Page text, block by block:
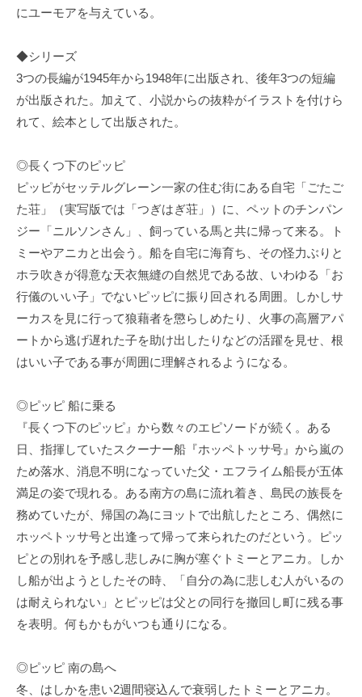
にユーモアを与えている。
◆シリーズ
3つの長編が1945年から1948年に出版され、後年3つの短編
が出版された。加えて、小説からの抜粋がイラストを付けら
れて、絵本として出版された。
◎長くつ下のピッピ
ピッピがセッテルグレーン一家の住む街にある自宅「ごたご
た荘」（実写版では「つぎはぎ荘」）に、ペットのチンパン
ジー「ニルソンさん」、飼っている馬と共に帰って来る。ト
ミーやアニカと出会う。船を自宅に海育ち、その怪力ぶりと
ホラ吹きが得意な天衣無縫の自然児である故、いわゆる「お
行儀のいい子」でないピッピに振り回される周囲。しかしサ
ーカスを見に行って狼藉者を懲らしめたり、火事の高層アパ
ートから逃げ遅れた子を助け出したりなどの活躍を見せ、根
はいい子である事が周囲に理解されるようになる。
◎ピッピ 船に乗る
『長くつ下のピッピ』から数々のエピソードが続く。ある
日、指揮していたスクーナー船『ホッペトッサ号』から嵐の
ため落水、消息不明になっていた父・エフライム船長が五体
満足の姿で現れる。ある南方の島に流れ着き、島民の族長を
務めていたが、帰国の為にヨットで出航したところ、偶然に
ホッペトッサ号と出逢って帰って来られたのだという。ピッ
ピとの別れを予感し悲しみに胸が塞ぐトミーとアニカ。しか
し船が出ようとしたその時、「自分の為に悲しむ人がいるの
は耐えられない」とピッピは父との同行を撤回し町に残る事
を表明。何もかもがいつも通りになる。
◎ピッピ 南の島へ
冬、はしかを患い2週間寝込んで衰弱したトミーとアニカ。